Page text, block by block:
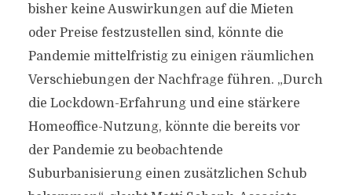
bisher keine Auswirkungen auf die Mieten
oder Preise festzustellen sind, könnte die
Pandemie mittelfristig zu einigen räumlichen
Verschiebungen der Nachfrage führen. „Durch
die Lockdown-Erfahrung und eine stärkere
Homeoffice-Nutzung, könnte die bereits vor
der Pandemie zu beobachtende
Suburbanisierung einen zusätzlichen Schub